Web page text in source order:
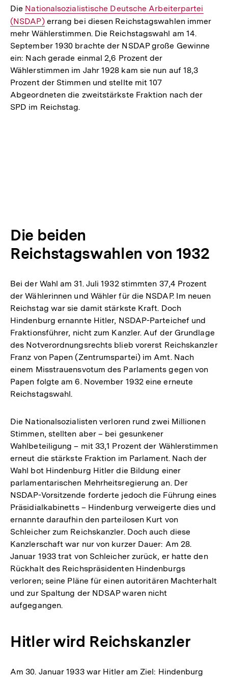
Die Interner
Link:
Nationalsozialistische Deutsche Arbeiterpartei
(NSDAP)errang bei diesen Reichstagswahlen immer
mehr Wählerstimmen. Die Reichstagswahl am 14.
September 1930 brachte der NSDAP große Gewinne
ein: Nach gerade einmal 2,6 Prozent der
Wählerstimmen im Jahr 1928 kam sie nun auf 18,3
Prozent der Stimmen und stellte mit 107
Abgeordneten die zweitstärkste Fraktion nach der
SPD im Reichstag.
Die beiden
Reichstagswahlen von 1932
Bei der Wahl am 31. Juli 1932 stimmten 37,4 Prozent
der Wählerinnen und Wähler für die NSDAP. Im neuen
Reichstag war sie damit stärkste Kraft. Doch
Hindenburg ernannte Hitler, NSDAP-Parteichef und
Fraktionsführer, nicht zum Kanzler. Auf der Grundlage
des Notverordnungsrechts blieb vorerst Reichskanzler
Franz von Papen (Zentrumspartei) im Amt. Nach
einem Misstrauensvotum des Parlaments gegen von
Papen folgte am 6. November 1932 eine erneute
Reichstagswahl.
Die Nationalsozialisten verloren rund zwei Millionen
Stimmen, stellten aber – bei gesunkener
Wahlbeteiligung – mit 33,1 Prozent der Wählerstimmen
erneut die stärkste Fraktion im Parlament. Nach der
Wahl bot Hindenburg Hitler die Bildung einer
parlamentarischen Mehrheitsregierung an. Der
NSDAP-Vorsitzende forderte jedoch die Führung eines
Präsidialkabinetts – Hindenburg verweigerte dies und
ernannte daraufhin den parteilosen Kurt von
Schleicher zum Reichskanzler. Doch auch diese
Kanzlerschaft war nur von kurzer Dauer: Am 28.
Januar 1933 trat von Schleicher zurück, er hatte den
Rückhalt des Reichspräsidenten Hindenburgs
verloren; seine Pläne für einen autoritären Machterhalt
und zur Spaltung der NDSAP waren nicht
aufgegangen.
Hitler wird Reichskanzler
Am 30. Januar 1933 war Hitler am Ziel: Hindenburg